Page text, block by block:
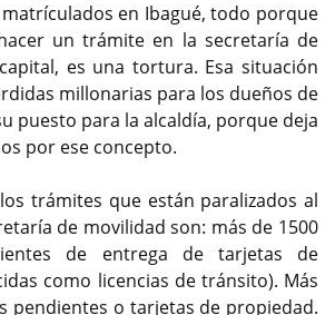
en Ibagué, todo porque
un trámite en la secretaría de
es una tortura. Esa situación
millonarias para los dueños de
puesto para la alcaldía, porque deja
por ese concepto.
trámites que están paralizados al
de movilidad son: más de 1500
de entrega de tarjetas de
como licencias de tránsito). Más
pendientes o tarjetas de propiedad.